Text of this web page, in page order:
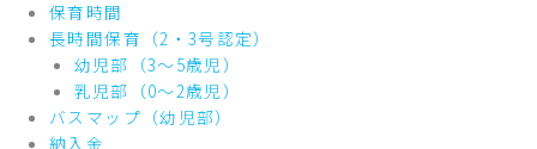
保育時間
長時間保育（2・3号認定）
幼児部（3～5歳児）
乳児部（0～2歳児）
バスマップ（幼児部）
納入金